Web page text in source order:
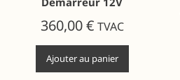
360,00€ TVAC
Ajouter au panier